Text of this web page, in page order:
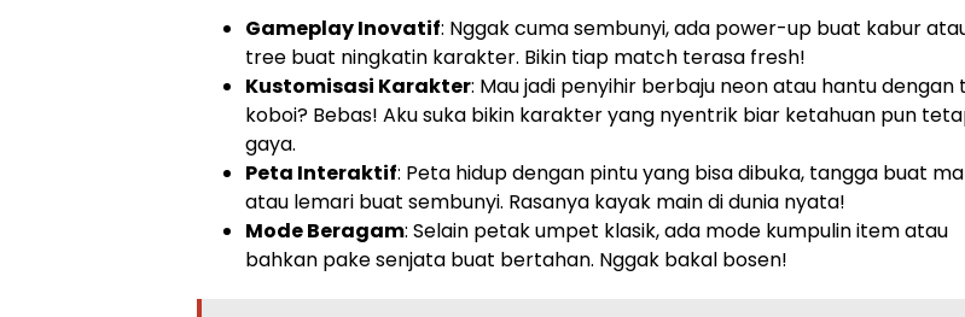
Gameplay Inovatif: Nggak cuma sembunyi, ada power-up buat kabur
tree buat ningkatin karakter. Bikin tiap match terasa fresh!
Kustomisasi Karakter: Mau jadi penyihir berbaju neon atau hantu dengan
koboi? Bebas! Aku suka bikin karakter yang nyentrik biar ketahuan pun
gaya.
Peta Interaktif: Peta hidup dengan pintu yang bisa dibuka, tangga buat
atau lemari buat sembunyi. Rasanya kayak main di dunia nyata!
Mode Beragam: Selain petak umpet klasik, ada mode kumpulin item atau
bahkan pake senjata buat bertahan. Nggak bakal bosen!